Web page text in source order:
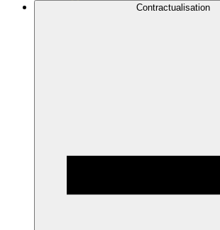
Contractualisation